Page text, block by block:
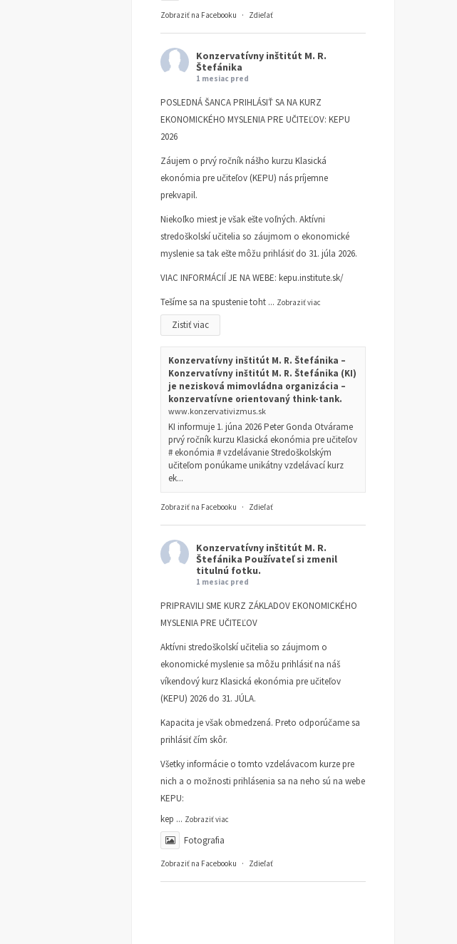
Zobraziť na Facebooku · Zdieľať
Konzervatívny inštitút M. R.
Štefánika
1 mesiac pred
POSLEDNÁ ŠANCA PRIHLÁSIŤ SA NA KURZ
EKONOMICKÉHO MYSLENIA PRE UČITEĽOV: KEPU
2026
Záujem o prvý ročník nášho kurzu Klasická
ekonómia pre učiteľov (KEPU) nás príjemne
prekvapil.
Niekoľko miest je však ešte voľných. Aktívni
stredoškolskí učitelia so záujmom o ekonomické
myslenie sa tak ešte môžu prihlásiť do 31. júla 2026.
VIAC INFORMÁCIÍ JE NA WEBE: kepu.institute.sk/
Tešíme sa na spustenie toht ... Zobraziť viac
Zistiť viac
Konzervatívny inštitút M. R. Štefánika –
Konzervatívny inštitút M. R. Štefánika (KI)
je nezisková mimovládna organizácia –
konzervatívne orientovaný think-tank.
www.konzervativizmus.sk
KI informuje 1. júna 2026 Peter Gonda Otvárame
prvý ročník kurzu Klasická ekonómia pre učiteľov
# ekonómia # vzdelávanie Stredoškolským
učiteľom ponúkame unikátny vzdelávací kurz
ek...
Zobraziť na Facebooku · Zdieľať
Konzervatívny inštitút M. R.
Štefánika Používateľ si zmenil
titulnú fotku.
1 mesiac pred
PRIPRAVILI SME KURZ ZÁKLADOV EKONOMICKÉHO
MYSLENIA PRE UČITEĽOV
Aktívni stredoškolskí učitelia so záujmom o
ekonomické myslenie sa môžu prihlásiť na náš
víkendový kurz Klasická ekonómia pre učiteľov
(KEPU) 2026 do 31. JÚLA.
Kapacita je však obmedzená. Preto odporúčame sa
prihlásiť čím skôr.
Všetky informácie o tomto vzdelávacom kurze pre
nich a o možnosti prihlásenia sa na neho sú na webe
KEPU:
kep ... Zobraziť viac
Fotografia
Zobraziť na Facebooku · Zdieľať